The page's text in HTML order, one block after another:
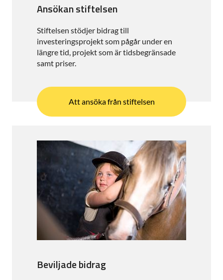
Ansökan stiftelsen
Stiftelsen stödjer bidrag till
investeringsprojekt som pågår under en
längre tid, projekt som är tidsbegränsade
samt priser.
Att ansöka från stiftelsen
Beviljade bidrag